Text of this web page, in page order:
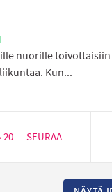
nuorille toivottaisiin
Kun...
Eteläinen Seinäjoki
20 20 SEURAAJAA
SEURAA